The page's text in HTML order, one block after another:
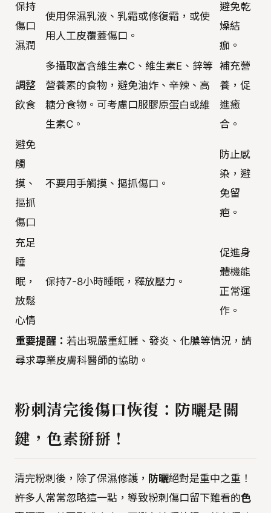
保持
傷口
濕潤
使用保濕乳液、乳霜或修復霜，或使
用人工皮覆蓋傷口。
避免乾
燥結
痂。
調整
飲食
多攝取富含維生素C、維生素E、鋅等
營養素的食物，避免油炸、辛辣、高
糖分食物。可考慮口服膠原蛋白或維
生素C。
補充營
養，促
進癒
合。
避免
觸
摸、
摳抓
傷口
不要用手觸摸、摳抓傷口。
防止感
染，避
免留
疤。
充足
睡
眠，
放鬆
心情
保持7-8小時睡眠，釋放壓力。
促進身
體機能
正常運
作。
重要提醒： 若出現嚴重紅腫、發炎、化膿等情況，請
尋求專業皮膚科醫師的協助。
粉刺清完後傷口恢復：防曬是關
鍵，色素掰掰！
清完粉刺後，除了保濕修護， 防曬絕對是重中之重！
許多人常常忽略這一點，導致粉刺傷口留下難看的色